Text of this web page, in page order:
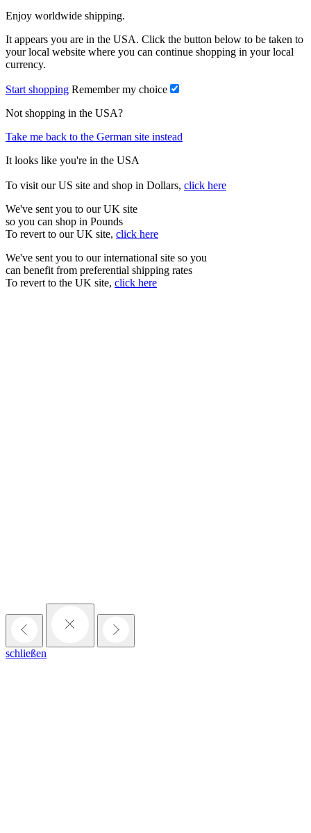
Enjoy worldwide shipping.
It appears you are in the USA. Click the button below to be taken to
your local website where you can continue shopping in your local
currency.
Start shopping Remember my choice
Not shopping in the USA?
Take me back to the German site instead
It looks like you're in the USA
To visit our US site and shop in Dollars, click here
We've sent you to our UK site
so you can shop in Pounds
To revert to our UK site, click here
We've sent you to our international site so you
can benefit from preferential shipping rates
To revert to the UK site, click here
schließen